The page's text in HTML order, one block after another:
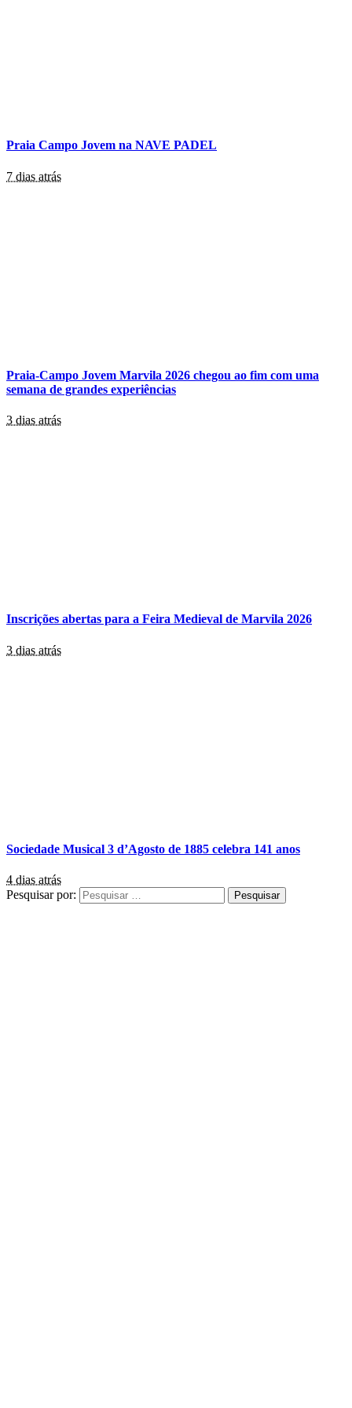
Praia Campo Jovem na NAVE PADEL
7 dias atrás
Praia-Campo Jovem Marvila 2026 chegou ao fim com uma
semana de grandes experiências
3 dias atrás
Inscrições abertas para a Feira Medieval de Marvila 2026
3 dias atrás
Sociedade Musical 3 d’Agosto de 1885 celebra 141 anos
4 dias atrás
Pesquisar por: